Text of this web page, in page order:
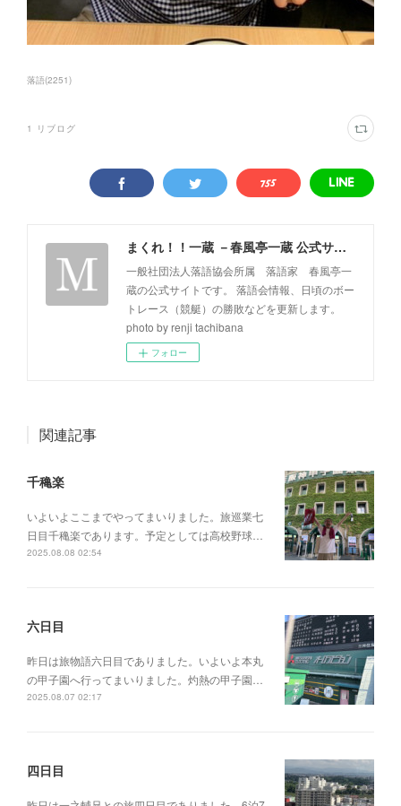
落語(2251)
1 リブログ
まくれ！！一蔵 －春風亭一蔵 公式サイト－
一般社団法人落語協会所属 落語家 春風亭一
蔵の公式サイトです。 落語会情報、日頃のボー
トレース（競艇）の勝敗などを更新します。
photo by renji tachibana
フォロー
関連記事
千穐楽
いよいよここまでやってまいりました。旅巡業七
日目千穐楽であります。予定としては高校野球…
2025.08.08 02:54
六日目
昨日は旅物語六日目でありました。いよいよ本丸
の甲子園へ行ってまいりました。灼熱の甲子園…
2025.08.07 02:17
四日目